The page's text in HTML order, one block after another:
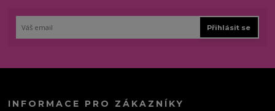
Přihlásit se
INFORMACE PRO ZÁKAZNÍKY